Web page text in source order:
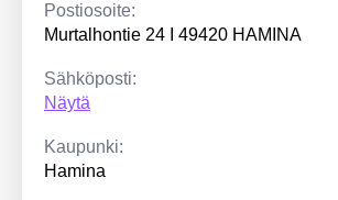
Postiosoite:
Murtalhontie 24 I 49420 HAMINA
Sähköposti:
Näytä
Kaupunki:
Hamina